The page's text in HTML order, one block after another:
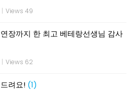
| Views 49
장까지 한 최고 베테랑선생님 감사
| Views 62
려요! (1)